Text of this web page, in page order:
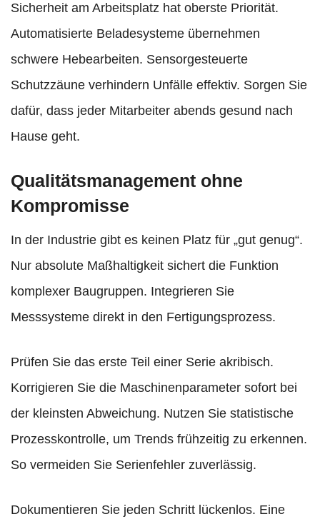
Sicherheit am Arbeitsplatz hat oberste Priorität.
Automatisierte Beladesysteme übernehmen
schwere Hebearbeiten. Sensorgesteuerte
Schutzzäune verhindern Unfälle effektiv. Sorgen Sie
dafür, dass jeder Mitarbeiter abends gesund nach
Hause geht.
Qualitätsmanagement ohne
Kompromisse
In der Industrie gibt es keinen Platz für „gut genug“.
Nur absolute Maßhaltigkeit sichert die Funktion
komplexer Baugruppen. Integrieren Sie
Messsysteme direkt in den Fertigungsprozess.
Prüfen Sie das erste Teil einer Serie akribisch.
Korrigieren Sie die Maschinenparameter sofort bei
der kleinsten Abweichung. Nutzen Sie statistische
Prozesskontrolle, um Trends frühzeitig zu erkennen.
So vermeiden Sie Serienfehler zuverlässig.
Dokumentieren Sie jeden Schritt lückenlos. Eine